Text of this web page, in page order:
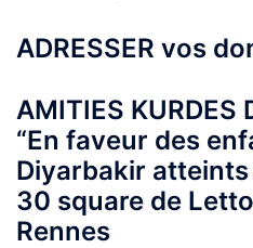
ADRESSER vos
AMITIES KURDES
“En faveur des
Diyarbakir atteints
30 square de
Rennes